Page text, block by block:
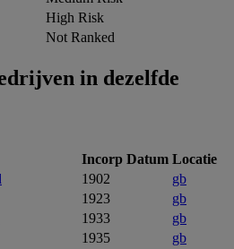
High Risk
Not Ranked
in dezelfde
Incorp Datum Locatie
1902
gb
1923
gb
1933
gb
1935
gb